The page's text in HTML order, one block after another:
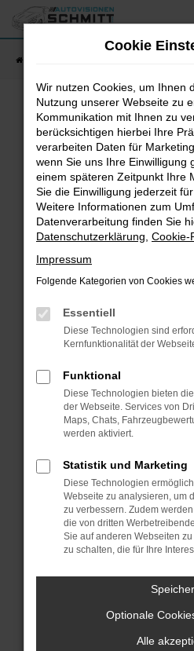
Zum
Hauptinhalt
Fehler: Network
Beim Laden ist ein Fehler
Hier sind ein paar Tipps, die
Überprüfe deine Firewall
Internetverbindung.
Laden andere Webseiten,
Suchmaschine?
Prüfe deine
das Laden bestimmter
Funktioniert die Seite in
oder in einem privaten
Das kann manchmal
Probleme zu beheben.
Stelle sicher, dass dein
Betriebssystem auf dem
Sicherheitsrisiko, sondern
dass bestimmte
unterstützt werden.
Wende dich an den
Wenn du alle oben
hast, kontaktiere uns
das Problem zu beheben.
Text schicken, um uns bei
unterstützen:
Cookie
Wir nutzen Cookies, um Ihnen
Nutzung unserer Webseite zu
Kommunikation mit Ihnen zu
berücksichtigen hierbei Ihre
verarbeiten Daten für
wenn Sie uns Ihre Einwilligung
einem späteren Zeitpunkt Ihre
Sie die Einwilligung jederzeit
Weitere Informationen zum
Datenverarbeitung finden Sie
Datenschutzerklärung Cookie-
Impressum
Folgende Kategorien von Cookies
Essentiell
Diese Technologien sind
Kernfunktionalität der
Funktional
Diese Technologien bieten
der Webseite. Services von
Maps, Chats,
werden aktiviert.
Statistik und Marketing
Diese Technologien
Webseite zu analysieren, um
zu verbessern. Zudem
die von dritten
Sie auf anderen Webseiten
zu schalten, die für Ihre
Optionale
Alle